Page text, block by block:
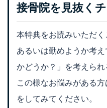
接骨院を見抜く
本特典をお読みいただく
あるいは勤めようか考
かどうか？」を考えられ
この様なお悩みがある
をしてみてください。